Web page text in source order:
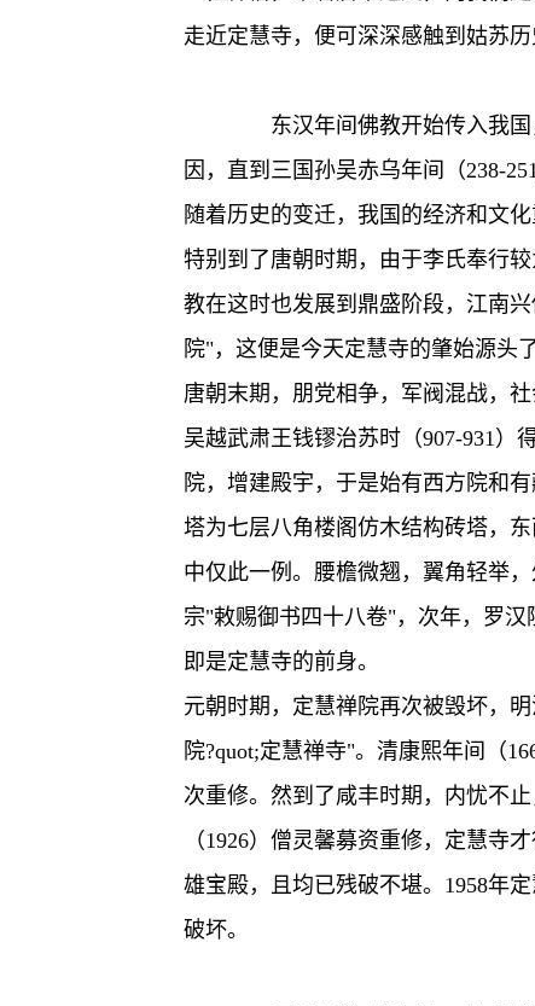
走近定慧寺，便可深深感触到姑苏
东汉年间佛教开始传入我国
因，直到三国孙吴赤乌年间（238-
随着历史的变迁，我国的经济和文
特别到了唐朝时期，由于李氏奉行
教在这时也发展到鼎盛阶段，江南
院"，这便是今天定慧寺的肇始源头了
唐朝末期，朋党相争，军阀混战，
吴越武肃王钱镠治苏时（907-931）
院，增建殿宇，于是始有西方院和
塔为七层八角楼阁仿木结构砖塔，
中仅此一例。腰檐微翘，翼角轻举
宗"敕赐御书四十八卷"，次年，罗
即是定慧寺的前身。
元朝时期，定慧禅院再次被毁坏，
院?quot;定慧禅寺"。清康熙年间（
次重修。然到了咸丰时期，内忧不
（1926）僧灵馨募资重修，定慧寺
雄宝殿，且均已残破不堪。1958年
破坏。